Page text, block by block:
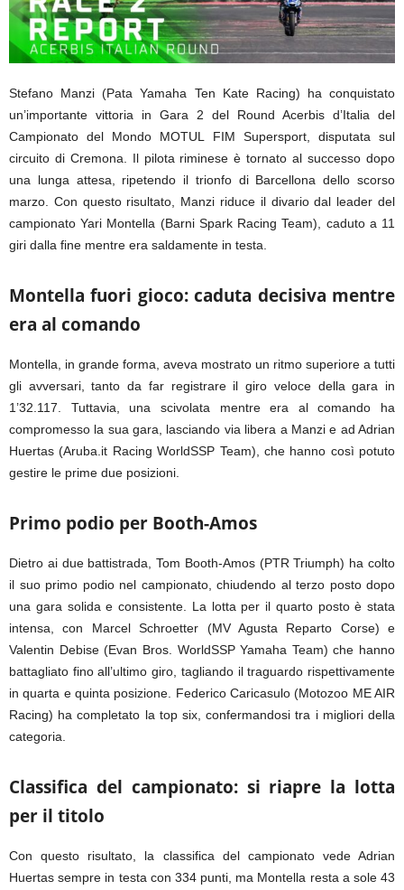
Stefano Manzi (Pata Yamaha Ten Kate Racing) ha conquistato
un’importante vittoria in Gara 2 del Round Acerbis d’Italia del
Campionato del Mondo MOTUL FIM Supersport, disputata sul
circuito di Cremona. Il pilota riminese è tornato al successo dopo
una lunga attesa, ripetendo il trionfo di Barcellona dello scorso
marzo. Con questo risultato, Manzi riduce il divario dal leader del
campionato Yari Montella (Barni Spark Racing Team), caduto a 11
giri dalla fine mentre era saldamente in testa.
Montella fuori gioco: caduta decisiva mentre
era al comando
Montella, in grande forma, aveva mostrato un ritmo superiore a tutti
gli avversari, tanto da far registrare il giro veloce della gara in
1’32.117. Tuttavia, una scivolata mentre era al comando ha
compromesso la sua gara, lasciando via libera a Manzi e ad Adrian
Huertas (Aruba.it Racing WorldSSP Team), che hanno così potuto
gestire le prime due posizioni.
Primo podio per Booth-Amos
Dietro ai due battistrada, Tom Booth-Amos (PTR Triumph) ha colto
il suo primo podio nel campionato, chiudendo al terzo posto dopo
una gara solida e consistente. La lotta per il quarto posto è stata
intensa, con Marcel Schroetter (MV Agusta Reparto Corse) e
Valentin Debise (Evan Bros. WorldSSP Yamaha Team) che hanno
battagliato fino all’ultimo giro, tagliando il traguardo rispettivamente
in quarta e quinta posizione. Federico Caricasulo (Motozoo ME AIR
Racing) ha completato la top six, confermandosi tra i migliori della
categoria.
Classifica del campionato: si riapre la lotta
per il titolo
Con questo risultato, la classifica del campionato vede Adrian
Huertas sempre in testa con 334 punti, ma Montella resta a sole 43